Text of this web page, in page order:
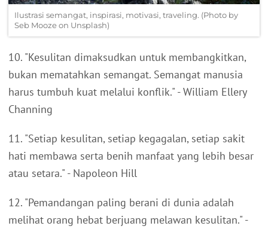
Ilustrasi semangat, inspirasi, motivasi, traveling. (Photo by
Seb Mooze on Unsplash)
10. "Kesulitan dimaksudkan untuk membangkitkan,
bukan mematahkan semangat. Semangat manusia
harus tumbuh kuat melalui konflik." - William Ellery
Channing
11. "Setiap kesulitan, setiap kegagalan, setiap sakit
hati membawa serta benih manfaat yang lebih besar
atau setara." - Napoleon Hill
12. "Pemandangan paling berani di dunia adalah
melihat orang hebat berjuang melawan kesulitan." -